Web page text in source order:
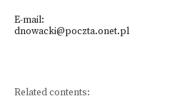
E-mail:
dnowacki@poczta.onet.pl
Related contents: